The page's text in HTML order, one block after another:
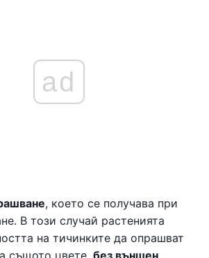
ad
, което се получава при
В този случай растенията
на тичинките да опрашват
същото цвете, без външен